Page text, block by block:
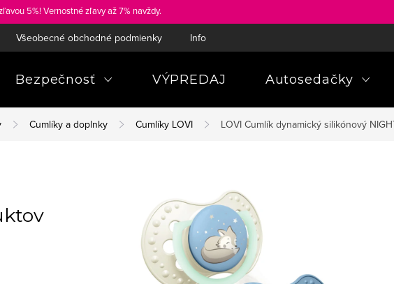
5%! Vernostné zľavy až 7% navždy.
Všeobecné obchodné podmienky Informácie a poučenia pre spotrebiteľa
Bezpečnosť VÝPREDAJ Autosedačky
Cumlíky a doplnky Cumlíky LOVI LOVI Cumlík dynamický silikónový